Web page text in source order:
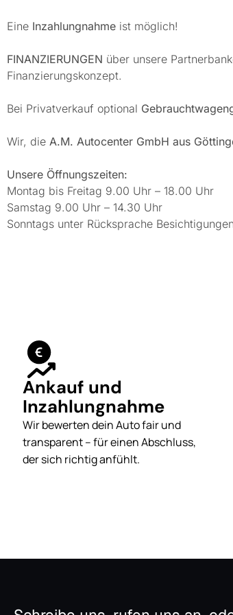
Eine Inzahlungnahme ist möglich!
FINANZIERUNGEN über unsere
Finanzierungskonzept.
Bei Privatverkauf optional
Wir, die A.M. Autocenter GmbH aus
Unsere Öffnungszeiten:
Montag bis Freitag 9.00 Uhr – 18.00 Uhr
Samstag 9.00 Uhr – 14.30 Uhr
Sonntags unter Rücksprache
Ankauf und
Inzahlungnahme
Wir bewerten dein Auto fair und
transparent – für einen Abschluss,
der sich richtig anfühlt.